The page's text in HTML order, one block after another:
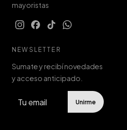
mayoristas
NEWSLETTER
Sumate y recibí novedades
y acceso anticipado.
Unirme